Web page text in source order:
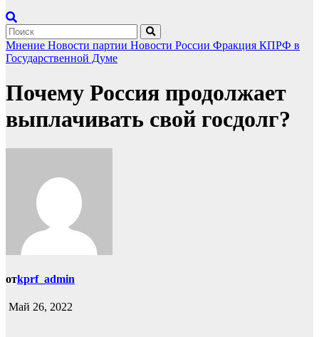
Мнение Новости партии Новости России Фракция КПРФ в
Государственной Думе
Почему Россия продолжает
выплачивать свой госдолг?
отkprf_admin
Май 26, 2022